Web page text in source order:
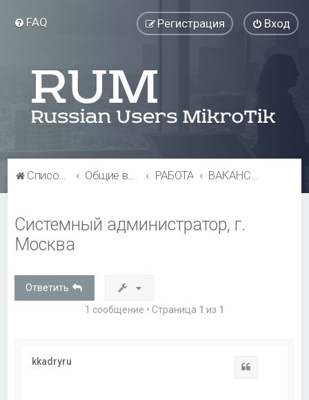
FAQ Вход
Регистрация
Список форумов Общие вопросы РАБОТА ВАКАНСИИ
Системный администратор, г.
Москва
Ответить
1 сообщение • Страница 1 из 1
kkadryru